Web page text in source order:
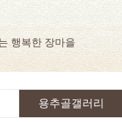
행복한 장마을
용추골갤러리